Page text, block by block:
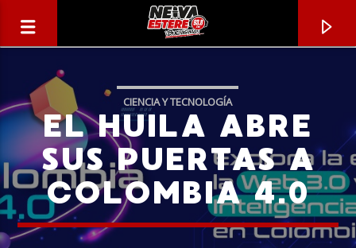
CIENCIA Y TECNOLOGÍA
EL HUILA ABRE
SUS PUERTAS A
COLOMBIA 4.0